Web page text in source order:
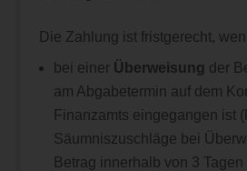
Die Zahlung ist fristgerecht,
bei einer Überweisung der
am Abgabetermin auf dem
Finanzamts eingegangen ist
Säumniszuschläge bei
Betrag innerhalb von 3